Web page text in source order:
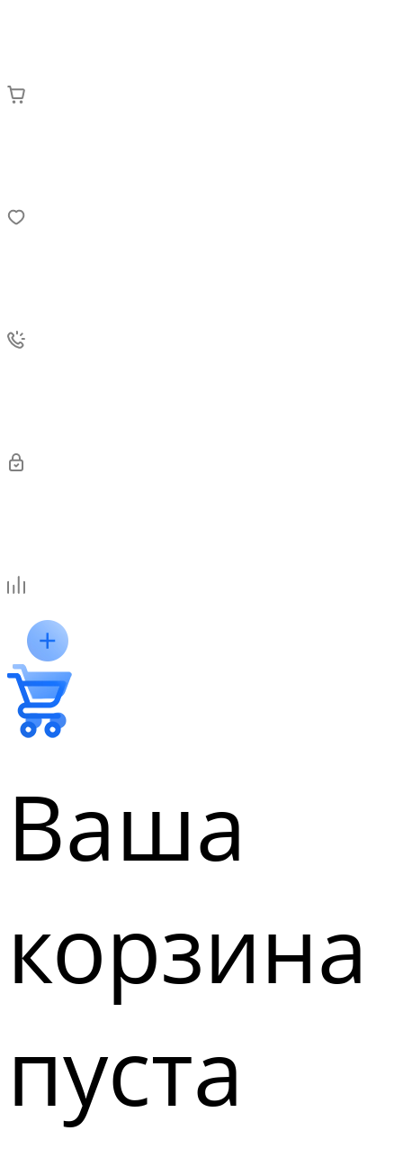
Ваша
корзина
пуста